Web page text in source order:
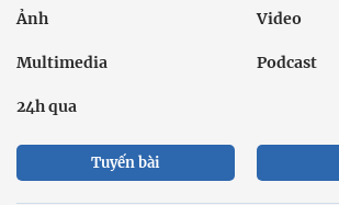
Ảnh Video
Multimedia Podcast
24h qua
Tuyến bài